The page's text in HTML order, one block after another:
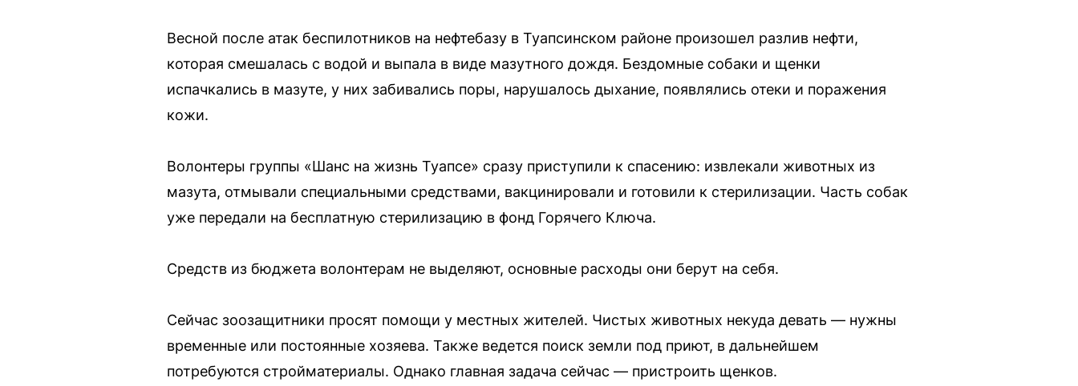
Весной после атак беспилотников на нефтебазу в Туапсинском районе произошел разлив нефти,
которая смешалась с водой и выпала в виде мазутного дождя. Бездомные собаки и щенки
испачкались в мазуте, у них забивались поры, нарушалось дыхание, появлялись отеки и поражения
кожи.
Волонтеры группы «Шанс на жизнь Туапсе» сразу приступили к спасению: извлекали животных из
мазута, отмывали специальными средствами, вакцинировали и готовили к стерилизации. Часть собак
уже передали на бесплатную стерилизацию в фонд Горячего Ключа.
Средств из бюджета волонтерам не выделяют, основные расходы они берут на себя.
Сейчас зоозащитники просят помощи у местных жителей. Чистых животных некуда девать — нужны
временные или постоянные хозяева. Также ведется поиск земли под приют, в дальнейшем
потребуются стройматериалы. Однако главная задача сейчас — пристроить щенков.